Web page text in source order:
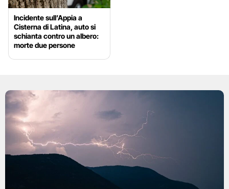
Incidente sull’Appia a
Cisterna di Latina, auto si
schianta contro un albero:
morte due persone